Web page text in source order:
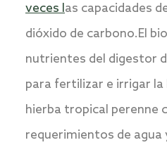
veces las capacidades
dióxido de carbono.El
nutrientes del digestor
para fertilizar e irrigar la
hierba tropical perenne
requerimientos de agua